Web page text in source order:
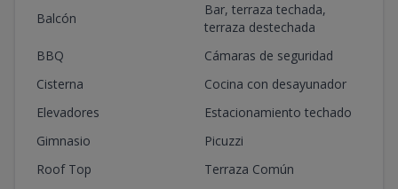
Balcón
Bar, terraza techada,
terraza destechada
BBQ
Cámaras de seguridad
Cisterna
Cocina con desayunador
Elevadores
Estacionamiento techado
Gimnasio
Picuzzi
Roof Top
Terraza Común